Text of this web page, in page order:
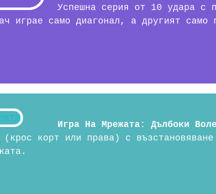
Успешна серия от 10 удара с
играе само диагонал, а другият само
Игра На Мрежата: Дълбоки
корт или права) с